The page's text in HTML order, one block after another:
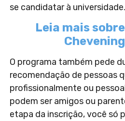
se candidatar à universidade.
Leia mais
O programa também pede
recomendação de pessoas
profissionalmente ou
podem ser amigos ou
etapa da inscrição, você só